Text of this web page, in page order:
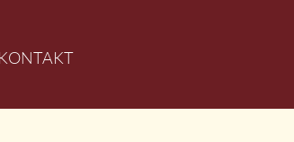
KONTAKT